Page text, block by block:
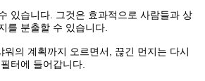
있습니다. 그것은 효과적으로 사람들과 상
를 분출할 수 있습니다.
워의 계획까지 오르면서, 끊긴 먼지는 다시
터에 들어갑니다.